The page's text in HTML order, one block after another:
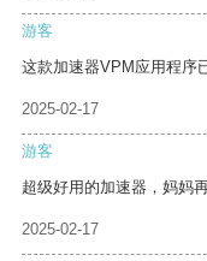
游客
这款加速器VPM应用程序
2025-02-17
游客
超级好用的加速器，妈妈
2025-02-17